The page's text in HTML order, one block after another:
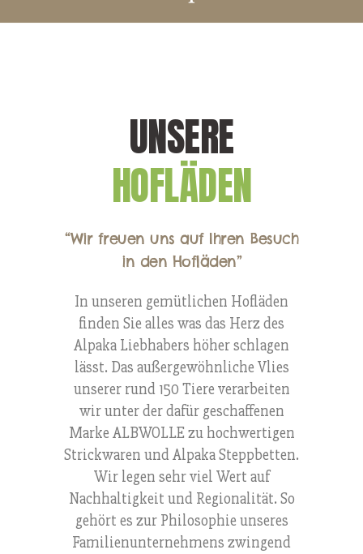
UNSERE
HOFLÄDEN
“Wir freuen uns auf Ihren Besuch
in den Hofläden”
In unseren gemütlichen Hofläden
finden Sie alles was das Herz des
Alpaka Liebhabers höher schlagen
lässt. Das außergewöhnliche Vlies
unserer rund 150 Tiere verarbeiten
wir unter der dafür geschaffenen
Marke ALBWOLLE zu hochwertigen
Strickwaren und Alpaka Steppbetten.
Wir legen sehr viel Wert auf
Nachhaltigkeit und Regionalität. So
gehört es zur Philosophie unseres
Familienunternehmens zwingend